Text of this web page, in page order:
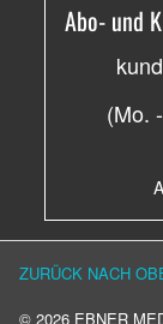
Abo- und
(Mo.
© 2026 EBNER
ZURÜCK NACH